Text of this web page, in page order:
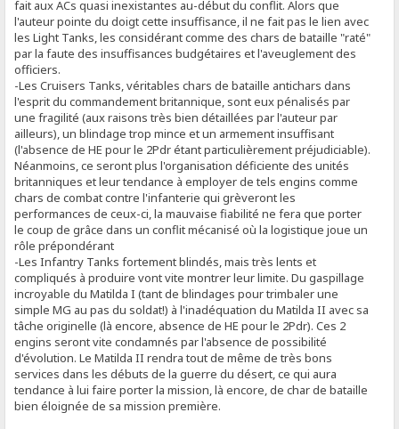
fait aux ACs quasi inexistantes au-début du conflit. Alors que
l'auteur pointe du doigt cette insuffisance, il ne fait pas le lien avec
les Light Tanks, les considérant comme des chars de bataille "raté"
par la faute des insuffisances budgétaires et l'aveuglement des
officiers.
-Les Cruisers Tanks, véritables chars de bataille antichars dans
l'esprit du commandement britannique, sont eux pénalisés par
une fragilité (aux raisons très bien détaillées par l'auteur par
ailleurs), un blindage trop mince et un armement insuffisant
(l'absence de HE pour le 2Pdr étant particulièrement préjudiciable).
Néanmoins, ce seront plus l'organisation déficiente des unités
britanniques et leur tendance à employer de tels engins comme
chars de combat contre l'infanterie qui grèveront les
performances de ceux-ci, la mauvaise fiabilité ne fera que porter
le coup de grâce dans un conflit mécanisé où la logistique joue un
rôle prépondérant
-Les Infantry Tanks fortement blindés, mais très lents et
compliqués à produire vont vite montrer leur limite. Du gaspillage
incroyable du Matilda I (tant de blindages pour trimbaler une
simple MG au pas du soldat!) à l'inadéquation du Matilda II avec sa
tâche originelle (là encore, absence de HE pour le 2Pdr). Ces 2
engins seront vite condamnés par l'absence de possibilité
d'évolution. Le Matilda II rendra tout de même de très bons
services dans les débuts de la guerre du désert, ce qui aura
tendance à lui faire porter la mission, là encore, de char de bataille
bien éloignée de sa mission première.